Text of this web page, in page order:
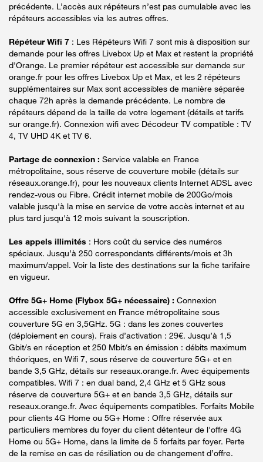
précédente. L’accès aux répéteurs n’est pas cumulable avec les
répéteurs accessibles via les autres offres.
Répéteur Wifi 7 : Les Répéteurs Wifi 7 sont mis à disposition sur
demande pour les offres Livebox Up et Max et restent la propriété
d'Orange. Le premier répéteur est accessible sur demande sur
orange.fr pour les offres Livebox Up et Max, et les 2 répéteurs
supplémentaires sur Max sont accessibles de manière séparée
chaque 72h après la demande précédente. Le nombre de
répéteurs dépend de la taille de votre logement (détails et tarifs
sur orange.fr). Connexion wifi avec Décodeur TV compatible : TV
4, TV UHD 4K et TV 6.
Partage de connexion : Service valable en France
métropolitaine, sous réserve de couverture mobile (détails sur
réseaux.orange.fr), pour les nouveaux clients Internet ADSL avec
rendez-vous ou Fibre. Crédit internet mobile de 200Go/mois
valable jusqu'à la mise en service de votre accès internet et au
plus tard jusqu'à 12 mois suivant la souscription.
Les appels illimités : Hors coût du service des numéros
spéciaux. Jusqu’à 250 correspondants différents/mois et 3h
maximum/appel. Voir la liste des destinations sur la fiche tarifaire
en vigueur.
Offre 5G+ Home (Flybox 5G+ nécessaire) : Connexion
accessible exclusivement en France métropolitaine sous
couverture 5G en 3,5GHz. 5G : dans les zones couvertes
(déploiement en cours). Frais d’activation : 29€. Jusqu’à 1,5
Gbit/s en réception et 250 Mbit/s en émission : débits maximum
théoriques, en Wifi 7, sous réserve de couverture 5G+ et en
bande 3,5 GHz, détails sur reseaux.orange.fr. Avec équipements
compatibles. Wifi 7 : en dual band, 2,4 GHz et 5 GHz sous
réserve de couverture 5G+ et en bande 3,5 GHz, détails sur
reseaux.orange.fr. Avec équipements compatibles. Forfaits Mobile
pour clients 4G Home ou 5G+ Home : Offre réservée aux
particuliers membres du foyer du client détenteur de l'offre 4G
Home ou 5G+ Home, dans la limite de 5 forfaits par foyer. Perte
de la remise en cas de résiliation ou de changement d’offre.